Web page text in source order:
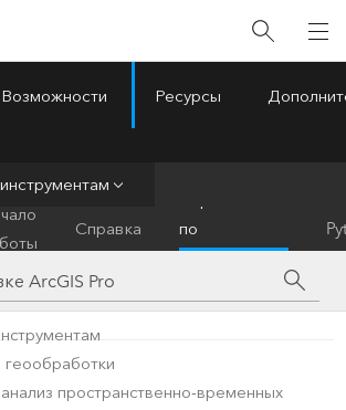
Возможности Ресурсы
Справка
по
инструментам
пространственно-временных